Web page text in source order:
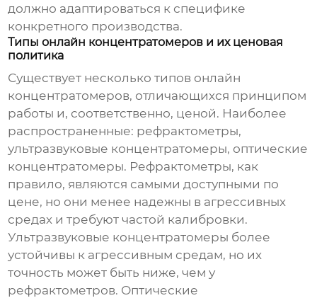
должно адаптироваться к специфике
конкретного производства.
Типы онлайн концентратомеров и их ценовая
политика
Существует несколько типов онлайн
концентратомеров, отличающихся принципом
работы и, соответственно, ценой. Наиболее
распространенные: рефрактометры,
ультразвуковые концентратомеры, оптические
концентратомеры. Рефрактометры, как
правило, являются самыми доступными по
цене, но они менее надежны в агрессивных
средах и требуют частой калибровки.
Ультразвуковые концентратомеры более
устойчивы к агрессивным средам, но их
точность может быть ниже, чем у
рефрактометров. Оптические